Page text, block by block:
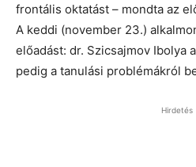
frontális oktatást – mondta az
A keddi (november 23.)
előadást: dr. Szicsajmov Ibolya
pedig a tanulási problémákról
Hirdetés